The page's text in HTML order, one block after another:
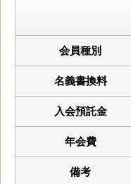
会員種別
名義書換料
入会預託金
年会費
備考